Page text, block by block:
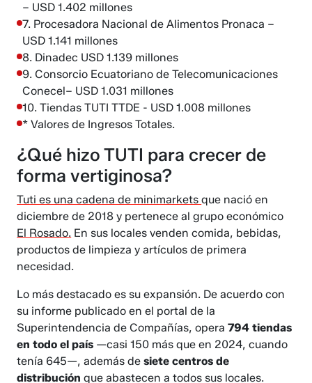
– USD 1.402 millones
7. Procesadora Nacional de Alimentos Pronaca –
USD 1.141 millones
8. Dinadec USD 1.139 millones
9. Consorcio Ecuatoriano de Telecomunicaciones
Conecel– USD 1.031 millones
10. Tiendas TUTI TTDE - USD 1.008 millones
* Valores de Ingresos Totales.
¿Qué hizo TUTI para crecer de
forma vertiginosa?
Tuti es una cadena de minimarketsque nació en
diciembre de 2018 y pertenece al grupo económico
El Rosado. En sus locales venden comida, bebidas,
productos de limpieza y artículos de primera
necesidad.
Lo más destacado es su expansión. De acuerdo con
su informe publicado en el portal de la
Superintendencia de Compañías, opera794 tiendas
en todo el país —casi 150 más que en 2024, cuando
tenía 645—, además desiete centros de
distribuciónque abastecen a todos sus locales.